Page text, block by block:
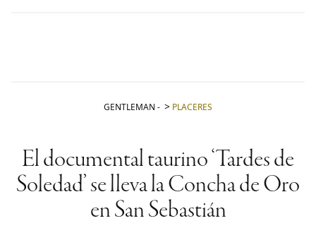
GENTLEMAN - PLACERES
El documental taurino ‘Tardes de
Soledad’ se lleva la Concha de Oro
en San Sebastián